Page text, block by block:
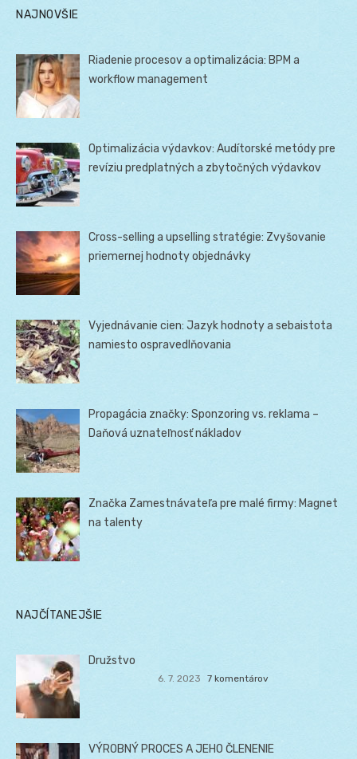
NAJNOVŠIE
Riadenie procesov a optimalizácia: BPM a
workflow management
Optimalizácia výdavkov: Audítorské metódy pre
revíziu predplatných a zbytočných výdavkov
Cross-selling a upselling stratégie: Zvyšovanie
priemernej hodnoty objednávky
Vyjednávanie cien: Jazyk hodnoty a sebaistota
namiesto ospravedlňovania
Propagácia značky: Sponzoring vs. reklama –
Daňová uznateľnosť nákladov
Značka Zamestnávateľa pre malé firmy: Magnet
na talenty
NAJČÍTANEJŠIE
Družstvo
6. 7. 2023 7 komentárov
VÝROBNÝ PROCES A JEHO ČLENENIE